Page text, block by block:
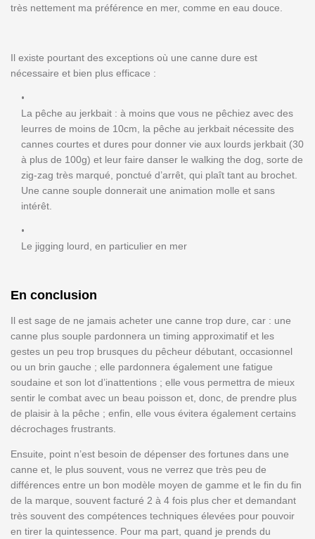
très nettement ma préférence en mer, comme en eau douce.
Il existe pourtant des exceptions où une canne dure est
nécessaire et bien plus efficace :
La pêche au jerkbait : à moins que vous ne pêchiez avec des
leurres de moins de 10cm, la pêche au jerkbait nécessite des
cannes courtes et dures pour donner vie aux lourds jerkbait (30
à plus de 100g) et leur faire danser le walking the dog, sorte de
zig-zag très marqué, ponctué d’arrêt, qui plaît tant au brochet.
Une canne souple donnerait une animation molle et sans
intérêt.
Le jigging lourd, en particulier en mer
En conclusion
Il est sage de ne jamais acheter une canne trop dure, car : une
canne plus souple pardonnera un timing approximatif et les
gestes un peu trop brusques du pêcheur débutant, occasionnel
ou un brin gauche ; elle pardonnera également une fatigue
soudaine et son lot d’inattentions ; elle vous permettra de mieux
sentir le combat avec un beau poisson et, donc, de prendre plus
de plaisir à la pêche ; enfin, elle vous évitera également certains
décrochages frustrants.
Ensuite, point n’est besoin de dépenser des fortunes dans une
canne et, le plus souvent, vous ne verrez que très peu de
différences entre un bon modèle moyen de gamme et le fin du fin
de la marque, souvent facturé 2 à 4 fois plus cher et demandant
très souvent des compétences techniques élevées pour pouvoir
en tirer la quintessence. Pour ma part, quand je prends du